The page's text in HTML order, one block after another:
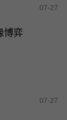
07-27
博弈
07-27